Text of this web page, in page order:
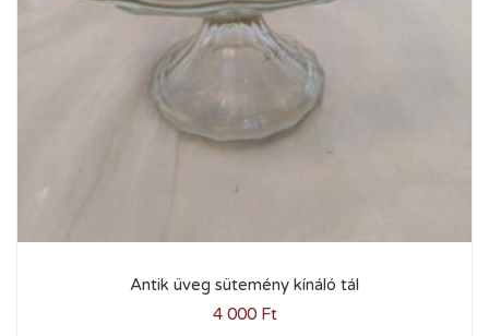
Antik üveg sütemény kínáló tál
4 000 Ft